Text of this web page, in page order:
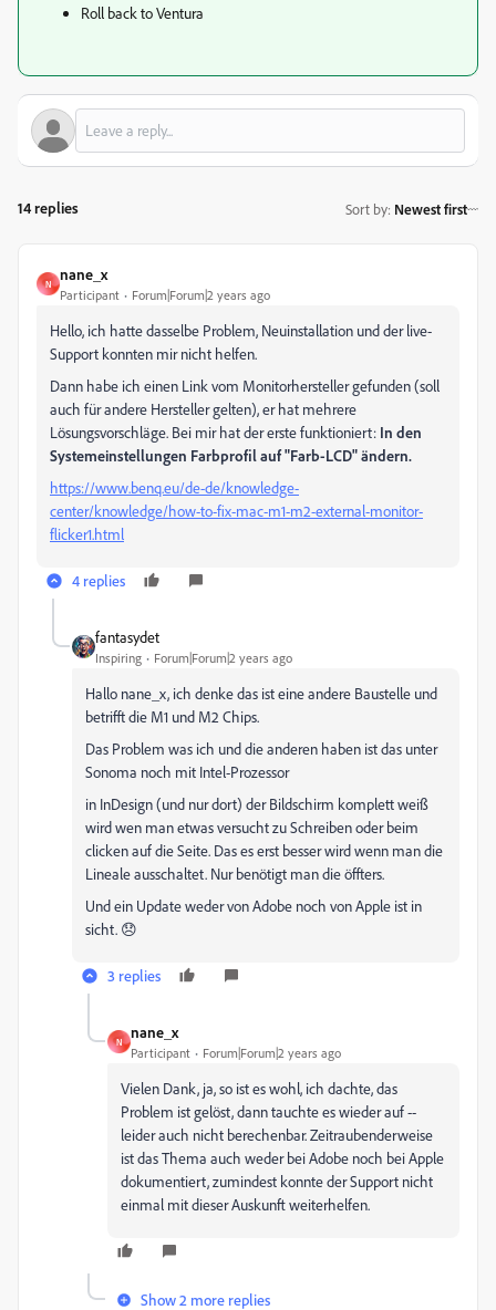
Roll back to Ventura
14 replies Sort by: Newest first
N
nane_x
Participant Forum|Forum|2 years ago
Hello, ich hatte dasselbe Problem, Neuinstallation und der live-
Support konnten mir nicht helfen.
Dann habe ich einen Link vom Monitorhersteller gefunden (soll
auch für andere Hersteller gelten), er hat mehrere
Lösungsvorschläge. Bei mir hat der erste funktioniert: In den
Systemeinstellungen Farbprofil auf "Farb-LCD" ändern.
https://www.benq.eu/de-de/knowledge-
center/knowledge/how-to-fix-mac-m1-m2-external-monitor-
flicker1.html
4 replies
fantasydet
Inspiring Forum|Forum|2 years ago
Hallo nane_x, ich denke das ist eine andere Baustelle und
betrifft die M1 und M2 Chips.
Das Problem was ich und die anderen haben ist das unter
Sonoma noch mit Intel-Prozessor
in InDesign (und nur dort) der Bildschirm komplett weiß
wird wen man etwas versucht zu Schreiben oder beim
clicken auf die Seite. Das es erst besser wird wenn man die
Lineale ausschaltet. Nur benötigt man die öffters.
Und ein Update weder von Adobe noch von Apple ist in
sicht. 😞
3 replies
N
nane_x
Participant Forum|Forum|2 years ago
Vielen Dank, ja, so ist es wohl, ich dachte, das
Problem ist gelöst, dann tauchte es wieder auf --
leider auch nicht berechenbar. Zeitraubenderweise
ist das Thema auch weder bei Adobe noch bei Apple
dokumentiert, zumindest konnte der Support nicht
einmal mit dieser Auskunft weiterhelfen.
Show 2 more replies